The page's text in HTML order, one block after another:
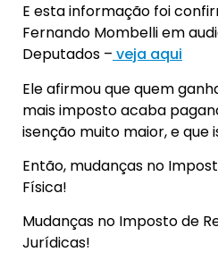
E esta informação foi
Fernando Mombelli em
Deputados – veja aqui
Ele afirmou que quem
mais imposto acaba
isenção muito maior, e que
Então, mudanças no
Física!
Mudanças no Imposto de
Jurídicas!